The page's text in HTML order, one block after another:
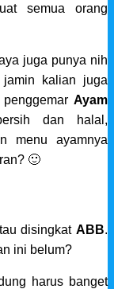
semua orang
juga punya nih
jamin kalian juga
Ayam
dan halal,
menu ayamnya
🙂
disingkatABB.
ini belum?
harus banget